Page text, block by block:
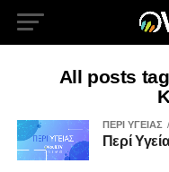
All posts
ΠΕΡΙ ΥΓΕΙΑΣ
Περί